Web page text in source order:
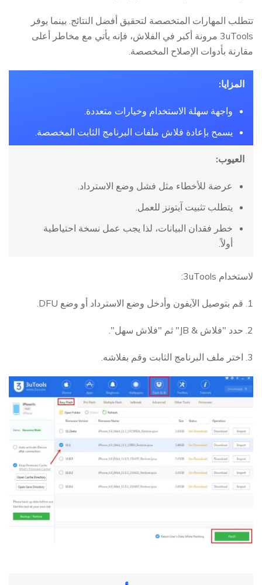
تتطلب المهارات المتخصصة لتحقيق أفضل النتائج. بينما يوفر
3uTools مرونة أكبر في الفلاش، فإنه يأتي مع مخاطر أعلى
مقارنة بأدوات الإصلاح المخصصة.
المزايا:
واجهة سهلة الاستخدام وخيارات متعددة.
يسمح بإعادة فلاش ملفات البرنامج الثابت المخصصة.
العيوب:
عرضة للأخطاء مثل فشل وضع الاسترداد.
يتطلب تثبيت آيتونز للعمل.
خطر فقدان البيانات، لذا يجب عمل نسخة احتياطية
أولاً.
لاستخدام 3uTools:
1. قم بتوصيل الآيفون وأدخل وضع الاسترداد أو وضع DFU.
2. حدد "فلاش & JB" ثم "فلاش سهل".
3. اختر ملف البرنامج الثابت وقم بفلاشه.